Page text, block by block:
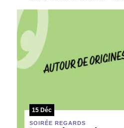
15 Déc
SOIRÉE REGARDS